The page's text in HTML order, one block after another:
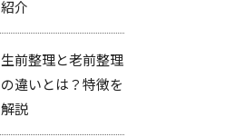
紹介
生前整理と老前整理
の違いとは？特徴を
解説